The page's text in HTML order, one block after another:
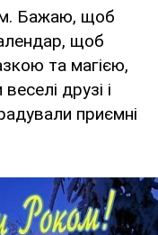
Бажаю, щоб
щоб
та магією,
друзі і
приємні